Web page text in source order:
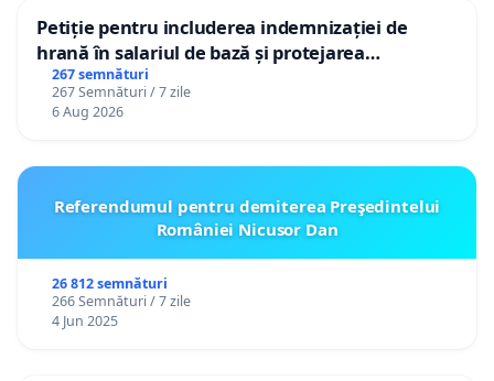
Petiție pentru includerea indemnizației de
hrană în salariul de bază și protejarea
gradațiilor de vechime pentru asistenții
personali
267 semnături
267 Semnături / 7 zile
6 Aug 2026
Referendumul pentru demiterea Preşedintelui
României Nicusor Dan
26 812 semnături
266 Semnături / 7 zile
4 Jun 2025